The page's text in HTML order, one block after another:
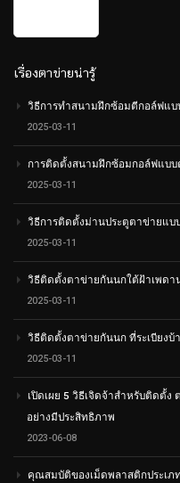
เรื่องตาข่ายน่ารู้
วิธีการทำสนามฝึกซ้อมตีกอล์ฟแ
2025-03-11
การติดตั้งสนามฝึกซ้อมกอล์ฟแบ
2025-03-11
วิธีการติดตั้งม่านประตูตาข่ายแบ
2025-03-11
วิธีติดตั้งตาข่ายกันนกใต้ฝ้าเพดา
2025-03-11
วิธีติดตั้งตาข่ายกันนก ที่ระเบียงบ้
2025-03-11
เปิดเผย 5 วิธีเจิดจ้าสำหรับติดตั้
อย่างมีประสิทธิภาพ
2023-06-08
คุณสมบัติของเม็ดพลาสติกประเ